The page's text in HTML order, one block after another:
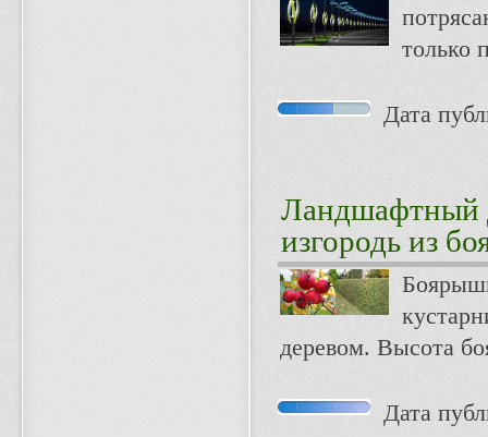
только
Дата
Ландшафтный
изгородь из
деревом. Высота
Дата